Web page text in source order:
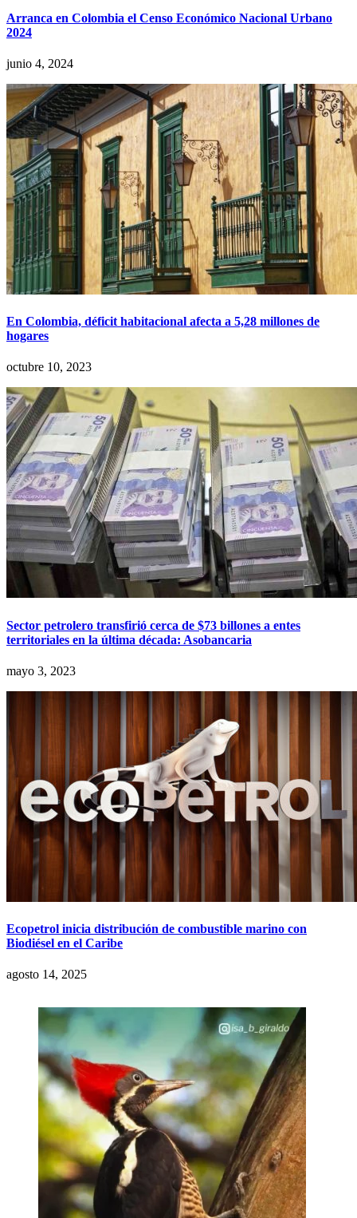
Arranca en Colombia el Censo Económico Nacional Urbano
2024
junio 4, 2024
En Colombia, déficit habitacional afecta a 5,28 millones de
hogares
octubre 10, 2023
Sector petrolero transfirió cerca de $73 billones a entes
territoriales en la última década: Asobancaria
mayo 3, 2023
Ecopetrol inicia distribución de combustible marino con
Biodiésel en el Caribe
agosto 14, 2025